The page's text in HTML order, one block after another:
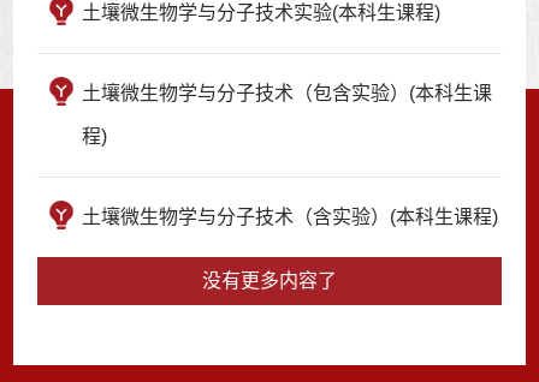
土壤微生物学与分子技术实验(本科生课程)
土壤微生物学与分子技术（包含实验）(本科生课
程)
土壤微生物学与分子技术（含实验）(本科生课程)
没有更多内容了